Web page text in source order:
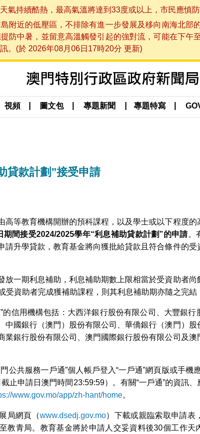
氣持續酷熱，最高氣溫將達到33度或以上，市民應慎
附近的低壓區，不排除有進一步發展及移向南海北
防中暑，並留意高溫觸發引起的強對流，可能在下午
。(於 2026年08月06日17時20分 更新)
視頻 圖文包 專題新聞 專題特寫
貸款計劃”接受申請
高等教育機構開辦的預科課程，以及學士或以下程度的
期間接受2024/2025學年“利息補助貸款計劃 ”的申請。
請升學貸款，教育基金將向獲批給貸款且符合條件的受
放一期利息補助，利息補助期數上限相當於受資助者尚
受資助者完成獲補助課程，則其利息補助期亦隨之完結
的信用機構包括：大西洋銀行股份有限公司、大豐銀行
中國銀行（澳門）股份有限公司、華僑銀行（澳門）股
業銀行股份有限公司、澳門國際銀行股份有限公司及澳
公共服務一戶通”個人帳戶登入“一戶通”網頁版或手機
止申請日澳門時間23:59:59）。有關“一戶通”的資訊
www.gov.mo/app/zh-hant/home。
局網頁（www.dsedj.gov.mo）下載或親臨索取申請表
教青局。教育基金將於申請人交妥資料後30個工作天